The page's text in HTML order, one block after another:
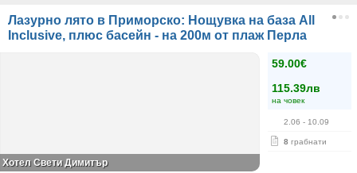
Лазурно лято в Приморско: Нощувка на база All
Inclusive, плюс басейн - на 200м от плаж Перла
59.00€
115.39лв
на човек
2.06 - 10.09
8 грабнати
Хотел Свети Димитър